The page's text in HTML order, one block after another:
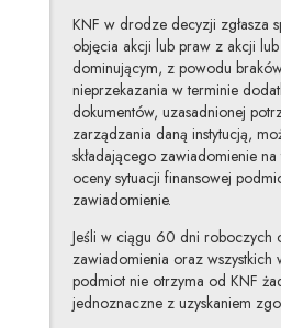
KNF w drodze decyzji zgłasza
objęcia akcji lub praw z akcji
dominującym, z powodu
nieprzekazania w terminie
dokumentów, uzasadnionej
zarządzania daną instytucją,
składającego zawiadomienie
oceny sytuacji finansowej
zawiadomienie.
Jeśli w ciągu 60 dni roboczych
zawiadomienia oraz wszystkich
podmiot nie otrzyma od KNF
jednoznaczne z uzyskaniem